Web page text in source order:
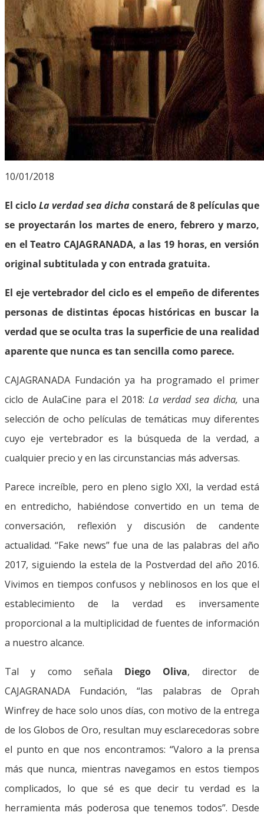
10/01/2018
El cicloLa verdad sea dichaconstará de 8 películas que
se proyectarán los martes de enero, febrero y marzo,
en el Teatro CAJAGRANADA, a las 19 horas, en versión
original subtitulada y con entrada gratuita.
El eje vertebrador del ciclo es el empeño de diferentes
personas de distintas épocas históricas en buscar la
verdad que se oculta tras la superficie de una realidad
aparente que nunca es tan sencilla como parece.
CAJAGRANADA Fundación ya ha programado el primer
ciclo de AulaCine para el 2018:La verdad sea dicha, una
selección de ocho películas de temáticas muy diferentes
cuyo eje vertebrador es la búsqueda de la verdad, a
cualquier precio y en las circunstancias más adversas.
Parece increíble, pero en pleno siglo XXI, la verdad está
en entredicho, habiéndose convertido en un tema de
conversación, reflexión y discusión de candente
actualidad. “Fake news” fue una de las palabras del año
2017, siguiendo la estela de la Postverdad del año 2016.
Vivimos en tiempos confusos y neblinosos en los que el
establecimiento de la verdad es inversamente
proporcional a la multiplicidad de fuentes de información
a nuestro alcance.
Tal y como señala Diego Oliva, director de
CAJAGRANADA Fundación, “las palabras de Oprah
Winfrey de hace solo unos días, con motivo de la entrega
de los Globos de Oro, resultan muy esclarecedoras sobre
el punto en que nos encontramos: “Valoro a la prensa
más que nunca, mientras navegamos en estos tiempos
complicados, lo que sé es que decir tu verdad es la
herramienta más poderosa que tenemos todos”. Desde